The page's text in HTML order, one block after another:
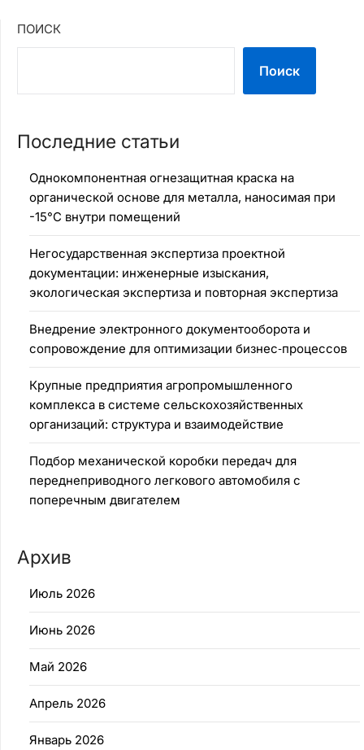
ПОИСК
Поиск
Последние статьи
Однокомпонентная огнезащитная краска на
органической основе для металла, наносимая при
-15°C внутри помещений
Негосударственная экспертиза проектной
документации: инженерные изыскания,
экологическая экспертиза и повторная экспертиза
Внедрение электронного документооборота и
сопровождение для оптимизации бизнес‑процессов
Крупные предприятия агропромышленного
комплекса в системе сельскохозяйственных
организаций: структура и взаимодействие
Подбор механической коробки передач для
переднеприводного легкового автомобиля с
поперечным двигателем
Архив
Июль 2026
Июнь 2026
Май 2026
Апрель 2026
Январь 2026